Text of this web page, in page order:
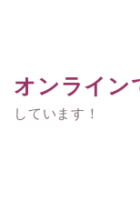
オンライン
しています！